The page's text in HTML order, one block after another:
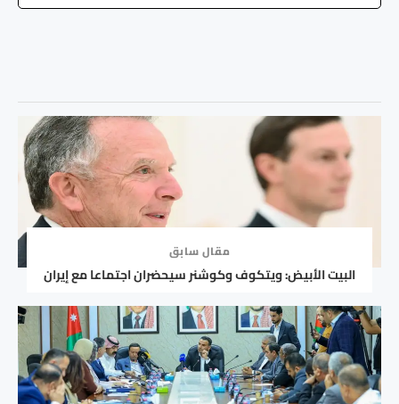
مقال سابق
البيت الأبيض: ويتكوف وكوشنر سيحضران اجتماعا مع إيران